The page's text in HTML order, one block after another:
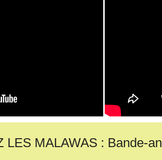
LES MALAWAS : Bande-